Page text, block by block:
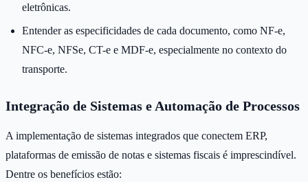
eletrônicas.
Entender as especificidades de cada documento, como NF-e,
NFC-e, NFSe, CT-e e MDF-e, especialmente no contexto do
transporte.
Integração de Sistemas e Automação de Processos
A implementação de sistemas integrados que conectem ERP,
plataformas de emissão de notas e sistemas fiscais é imprescindível.
Dentre os benefícios estão: